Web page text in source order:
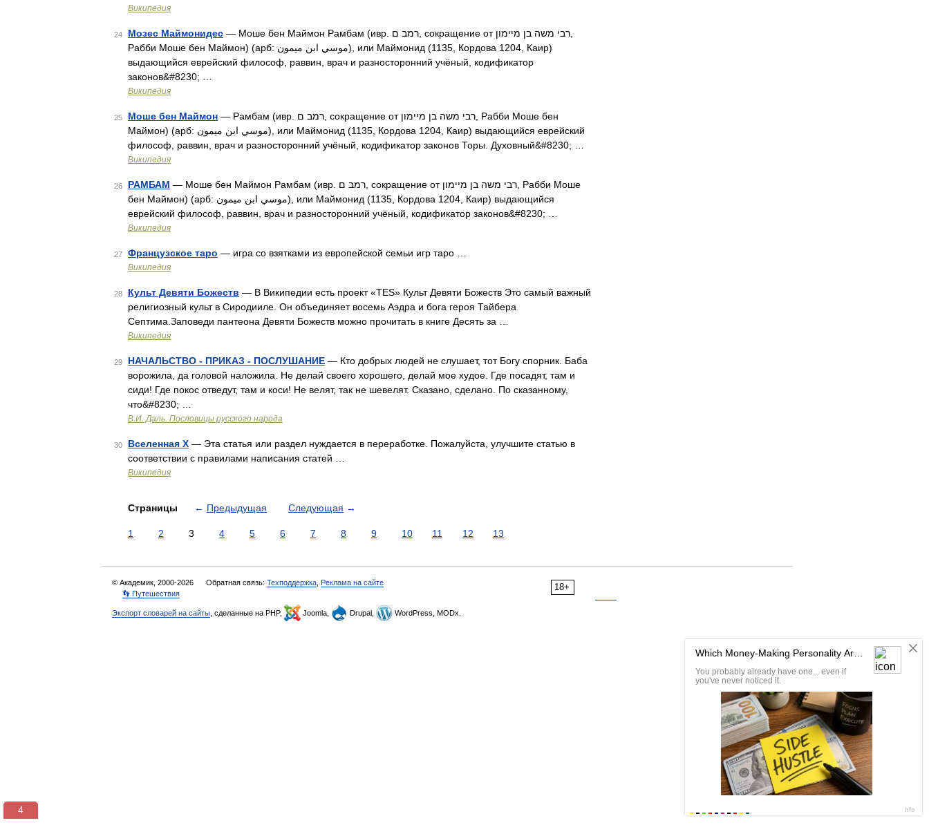
Википедия
24 Мозес Маймонидес — Моше бен Маймон Рамбам (ивр. רמב ם‎, сокращение от רבי משה בן מיימון,
Рабби Моше бен Маймон) (арб: موسي ابن ميمون‎), или Маймонид (1135, Кордова 1204, Каир)
выдающийся еврейский философ, раввин, врач и разносторонний учёный, кодификатор
законов&#8230; …
Википедия
25 Моше бен Маймон — Рамбам (ивр. רמב ם‎, сокращение от רבי משה בן מיימון, Рабби Моше бен
Маймон) (арб: موسي ابن ميمون‎), или Маймонид (1135, Кордова 1204, Каир) выдающийся еврейский
философ, раввин, врач и разносторонний учёный, кодификатор законов Торы. Духовный&#8230; …
Википедия
26 РАМБАМ — Моше бен Маймон Рамбам (ивр. רמב ם‎, сокращение от רבי משה בן מיימון, Рабби Моше
бен Маймон) (арб: موسي ابن ميمون‎), или Маймонид (1135, Кордова 1204, Каир) выдающийся
еврейский философ, раввин, врач и разносторонний учёный, кодификатор законов&#8230; …
Википедия
27 Французское таро — игра со взятками из европейской семьи игр таро …
Википедия
28 Культ Девяти Божеств — В Википедии есть проект «TES» Культ Девяти Божеств Это самый важный
религиозный культ в Сиродииле. Он объединяет восемь Аэдра и бога героя Тайбера
Септима.Заповеди пантеона Девяти Божеств можно прочитать в книге Десять за …
Википедия
29 НАЧАЛЬСТВО - ПРИКАЗ - ПОСЛУШАНИЕ — Кто добрых людей не слушает, тот Богу спорник. Баба
ворожила, да головой наложила. Не делай своего хорошего, делай мое худое. Где посадят, там и
сиди! Где покос отведут, там и коси! Не велят, так не шевелят. Сказано, сделано. По сказанному,
что&#8230; …
В.И. Даль. Пословицы русского народа
30 Вселенная X — Эта статья или раздел нуждается в переработке. Пожалуйста, улучшите статью в
соответствии с правилами написания статей …
Википедия
Страницы ← Предыдущая Следующая →
1 2 3 4 5 6 7 8 9 10 11 12 13
18+
© Академик, 2000-2026 Обратная связь: Техподдержка Реклама на сайте
👣 Путешествия
Экспорт словарей на сайты , сделанные на PHP, Joomla, Drupal, WordPress, MODx.
3